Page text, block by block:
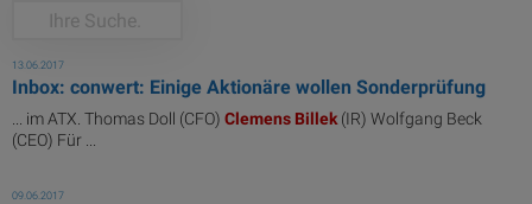
13.06.2017
Inbox: conwert: Einige Aktionäre wollen Sonderprüfung
... im ATX. Thomas Doll (CFO) Clemens Billek(IR) Wolfgang Beck
(CEO) Für ...
09.06.2017